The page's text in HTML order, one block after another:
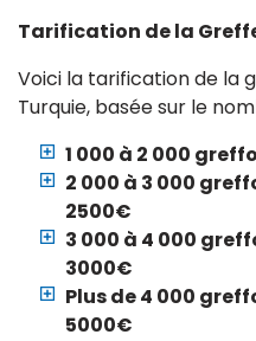
Tarification de la
Voici la tarification de la
Turquie, basée sur le
1 000 à 2 000
2 000 à 3 000
2500€
3 000 à 4 000
3000€
Plus de 4 000
5000€